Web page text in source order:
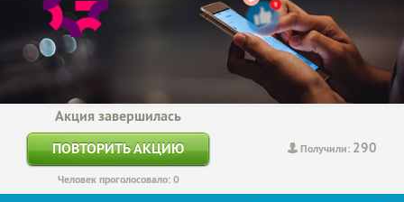
Получили: 290
Акция завершилась
ПОВТОРИТЬ АКЦИЮ
Человек проголосовало: 0